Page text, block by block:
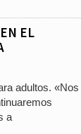
EL
adultos. «Nos
a